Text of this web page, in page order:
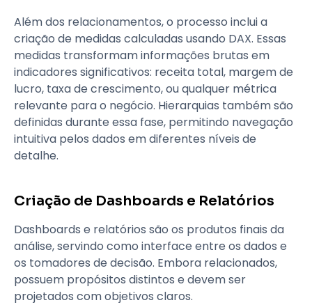
Além dos relacionamentos, o processo inclui a
criação de medidas calculadas usando DAX. Essas
medidas transformam informações brutas em
indicadores significativos: receita total, margem de
lucro, taxa de crescimento, ou qualquer métrica
relevante para o negócio. Hierarquias também são
definidas durante essa fase, permitindo navegação
intuitiva pelos dados em diferentes níveis de
detalhe.
Criação de Dashboards e Relatórios
Dashboards e relatórios são os produtos finais da
análise, servindo como interface entre os dados e
os tomadores de decisão. Embora relacionados,
possuem propósitos distintos e devem ser
projetados com objetivos claros.